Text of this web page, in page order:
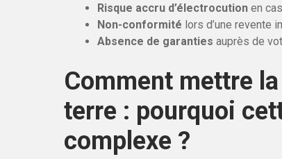
Risque accru d’électrocution en
Non-conformité lors d’une revente
Absence de garanties auprès de
Comment mettre
terre : pourquoi
complexe ?